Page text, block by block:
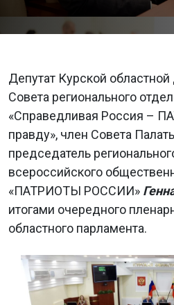
Депутат Курской
Совета регионального
«Справедливая Россия –
правду», член Совета
председатель
всероссийского
«ПАТРИОТЫ РОССИИ»
итогами очередного
областного парламента.